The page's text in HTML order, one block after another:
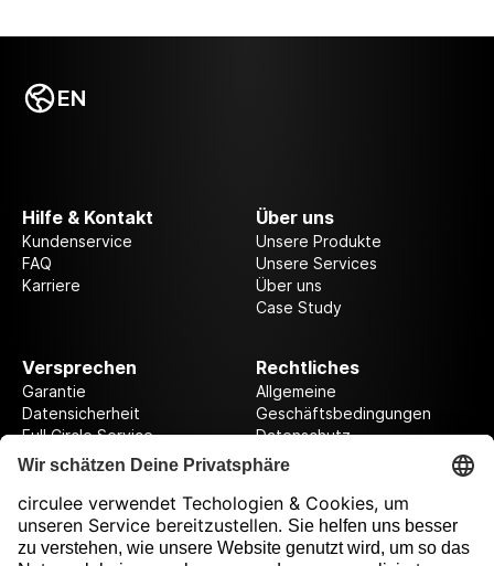
EN
Hilfe & Kontakt
Kundenservice
FAQ
Karriere
Über uns
Unsere Produkte
Unsere Services
Über uns
Case Study
Versprechen
Garantie
Datensicherheit
Full Circle Service
Rechtliches
Allgemeine
Geschäftsbedingungen
Datenschutz
Datenschutzeinstellungen
Folge uns auf unserer Reise!